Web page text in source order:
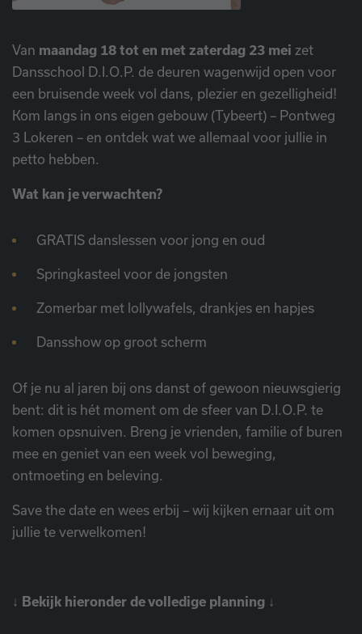
Van maandag 18 tot en met zaterdag 23 mei zet
Dansschool D.I.O.P. de deuren wagenwijd open voor
een bruisende week vol dans, plezier en gezelligheid!
Kom langs in ons eigen gebouw (Tybeert) – Pontweg
3 Lokeren – en ontdek wat we allemaal voor jullie in
petto hebben.
Wat kan je verwachten?
GRATIS danslessen voor jong en oud
Springkasteel voor de jongsten
Zomerbar met lollywafels, drankjes en hapjes
Dansshow op groot scherm
Of je nu al jaren bij ons danst of gewoon nieuwsgierig
bent: dit is hét moment om de sfeer van D.I.O.P. te
komen opsnuiven. Breng je vrienden, familie of buren
mee en geniet van een week vol beweging,
ontmoeting en beleving.
Save the date en wees erbij – wij kijken ernaar uit om
jullie te verwelkomen!
↓ Bekijk hieronder de volledige planning ↓